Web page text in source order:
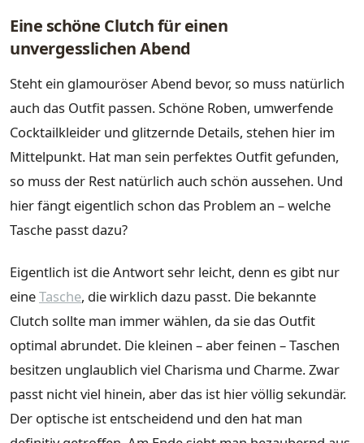
Eine schöne Clutch für einen
unvergesslichen Abend
Steht ein glamouröser Abend bevor, so muss natürlich
auch das Outfit passen. Schöne Roben, umwerfende
Cocktailkleider und glitzernde Details, stehen hier im
Mittelpunkt. Hat man sein perfektes Outfit gefunden,
so muss der Rest natürlich auch schön aussehen. Und
hier fängt eigentlich schon das Problem an – welche
Tasche passt dazu?
Eigentlich ist die Antwort sehr leicht, denn es gibt nur
eineTasche, die wirklich dazu passt. Die bekannte
Clutch sollte man immer wählen, da sie das Outfit
optimal abrundet. Die kleinen – aber feinen – Taschen
besitzen unglaublich viel Charisma und Charme. Zwar
passt nicht viel hinein, aber das ist hier völlig sekundär.
Der optische ist entscheidend und den hat man